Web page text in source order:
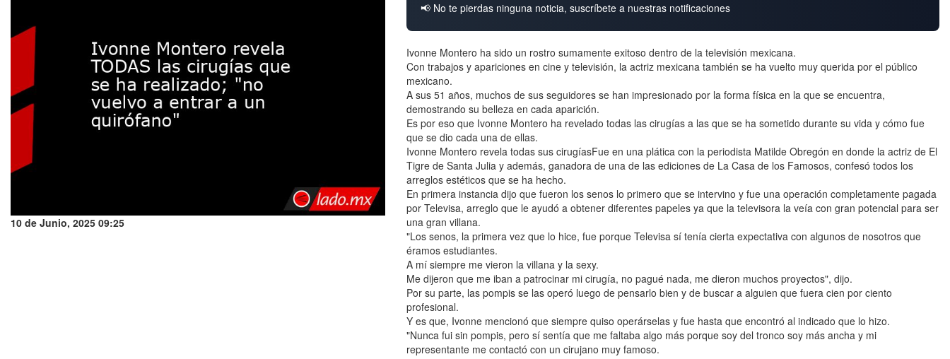
10 de Junio, 2025 09:25
📢 No te pierdas ninguna noticia, suscríbete a nuestras notificaciones
Ivonne Montero ha sido un rostro sumamente exitoso dentro de la televisión mexicana.
Con trabajos y apariciones en cine y televisión, la actriz mexicana también se ha vuelto muy querida por el público
mexicano.
A sus 51 años, muchos de sus seguidores se han impresionado por la forma física en la que se encuentra,
demostrando su belleza en cada aparición.
Es por eso que Ivonne Montero ha revelado todas las cirugías a las que se ha sometido durante su vida y cómo fue
que se dio cada una de ellas.
Ivonne Montero revela todas sus cirugíasFue en una plática con la periodista Matilde Obregón en donde la actriz de El
Tigre de Santa Julia y además, ganadora de una de las ediciones de La Casa de los Famosos, confesó todos los
arreglos estéticos que se ha hecho.
En primera instancia dijo que fueron los senos lo primero que se intervino y fue una operación completamente pagada
por Televisa, arreglo que le ayudó a obtener diferentes papeles ya que la televisora la veía con gran potencial para ser
una gran villana.
"Los senos, la primera vez que lo hice, fue porque Televisa sí tenía cierta expectativa con algunos de nosotros que
éramos estudiantes.
A mí siempre me vieron la villana y la sexy.
Me dijeron que me iban a patrocinar mi cirugía, no pagué nada, me dieron muchos proyectos", dijo.
Por su parte, las pompis se las operó luego de pensarlo bien y de buscar a alguien que fuera cien por ciento
profesional.
Y es que, Ivonne mencionó que siempre quiso operárselas y fue hasta que encontró al indicado que lo hizo.
"Nunca fui sin pompis, pero sí sentía que me faltaba algo más porque soy del tronco soy más ancha y mi
representante me contactó con un cirujano muy famoso.